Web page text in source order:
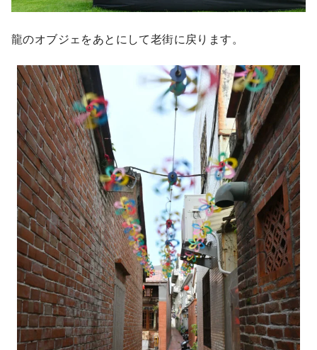
龍のオブジェをあとにして老街に戻ります。